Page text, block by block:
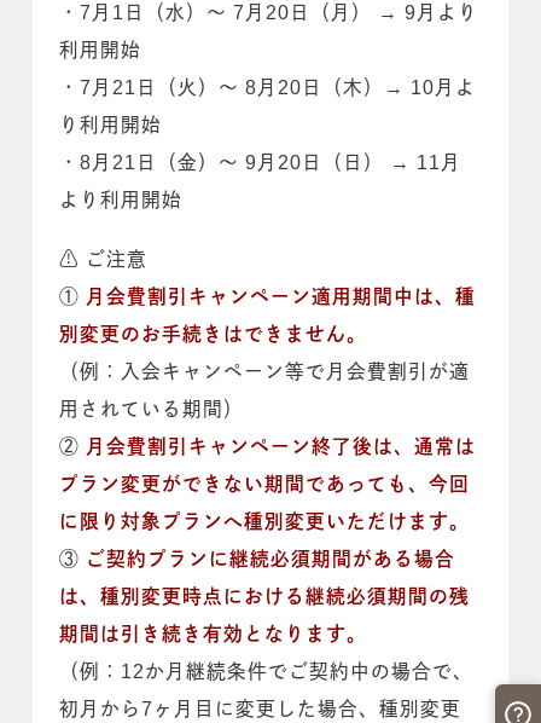
・7月1日（水）〜 7月20日（月） → 9月より
利用開始
・7月21日（火）〜 8月20日（木）→ 10月よ
り利用開始
・8月21日（金）〜 9月20日（日） → 11月
より利用開始
⚠️ ご注意
① 月会費割引キャンペーン適用期間中は、種
別変更のお手続きはできません。
（例：入会キャンペーン等で月会費割引が適
用されている期間）
② 月会費割引キャンペーン終了後は、通常は
プラン変更ができない期間であっても、今回
に限り対象プランへ種別変更いただけます。
③ ご契約プランに継続必須期間がある場合
は、種別変更時点における継続必須期間の残
期間は引き続き有効となります。
（例：12か月継続条件でご契約中の場合で、
初月から7ヶ月目に変更した場合、種別変更